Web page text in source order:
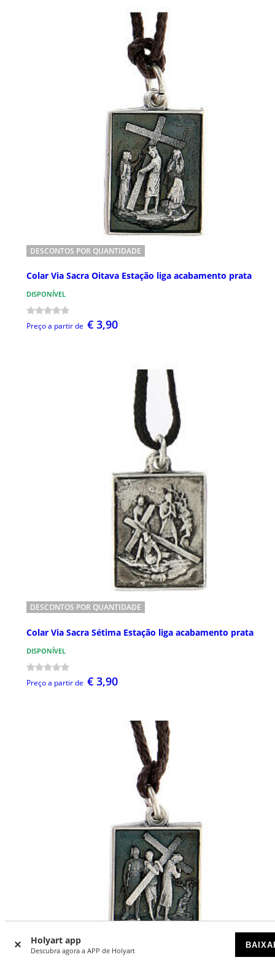
Holyart app
Descubra agora a APP de Holyart
DESCONTOS POR QUANTIDADE
Colar Via Sacra Oitava Estação liga acabamento prata
DISPONÍVEL
Preço a partir de € 3,90
DESCONTOS POR QUANTIDADE
Colar Via Sacra Sétima Estação liga acabamento prata
DISPONÍVEL
Preço a partir de € 3,90